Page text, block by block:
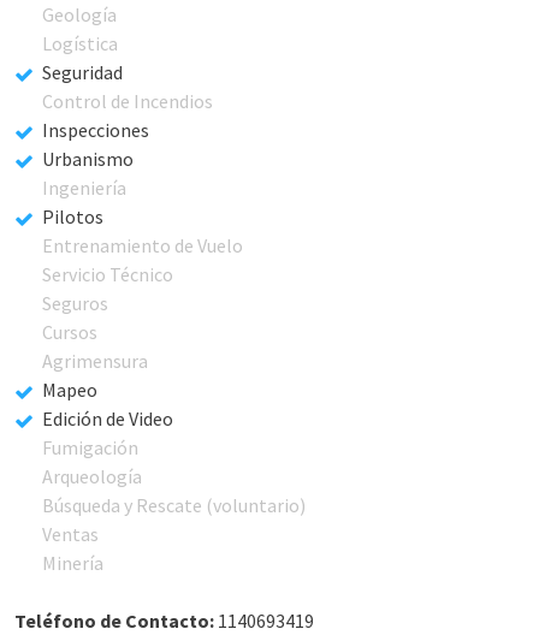
Geología
Logística
Seguridad
Control de Incendios
Inspecciones
Urbanismo
Ingeniería
Pilotos
Entrenamiento de Vuelo
Servicio Técnico
Seguros
Cursos
Agrimensura
Mapeo
Edición de Video
Fumigación
Arqueología
Búsqueda y Rescate (voluntario)
Ventas
Minería
Teléfono de Contacto: 1140693419